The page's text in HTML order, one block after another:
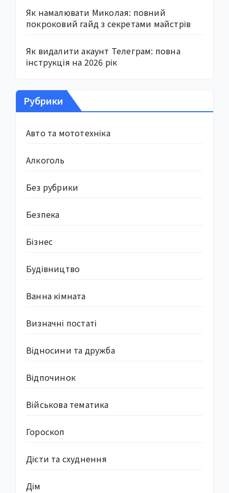
Як намалювати Миколая: повний
покроковий гайд з секретами майстрів
Як видалити акаунт Телеграм: повна
інструкція на 2026 рік
Рубрики
Авто та мототехніка
Алкоголь
Без рубрики
Безпека
Бізнес
Будівництво
Ванна кімната
Визначні постаті
Відносини та дружба
Відпочинок
Військова тематика
Гороскоп
Дієти та схуднення
Дім